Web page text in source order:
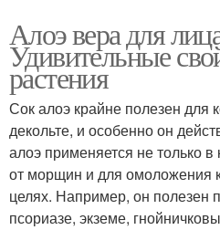
Алоэ вера для
Удивительные
растения
Сок алоэ крайне полезен для
декольте, и особенно он
алоэ применяется не только в
от морщин и для омоложения
целях. Например, он полезен
псориазе, экземе,